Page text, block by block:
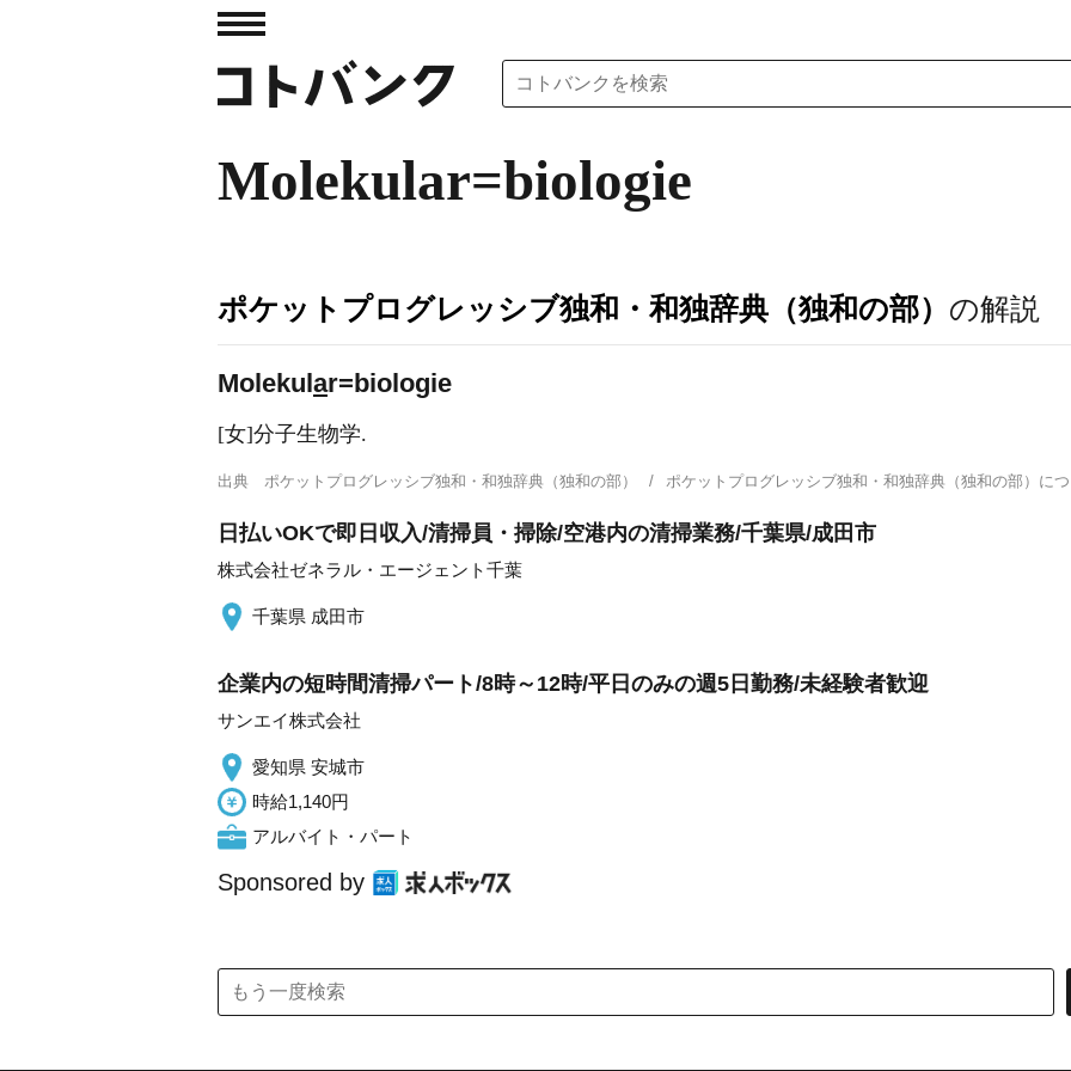
Molekular=biologie
ポケットプログレッシブ独和・和独辞典（独和の部） の解説
Molekular=biologie
[女]分子生物学.
出典 ポケットプログレッシブ独和・和独辞典（独和の部） ポケットプログレッシブ独和・和独辞典（独和の部）
日払いOKで即日収入/清掃員・掃除/空港内の清掃業務/千葉県/成田市
株式会社ゼネラル・エージェント千葉
千葉県 成田市
企業内の短時間清掃パート/8時～12時/平日のみの週5日勤務/未経験者歓迎
サンエイ株式会社
愛知県 安城市
時給1,140円
アルバイト・パート
Sponsored by